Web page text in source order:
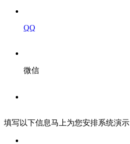
QQ
微信
填写以下信息马上为您安排系统演示